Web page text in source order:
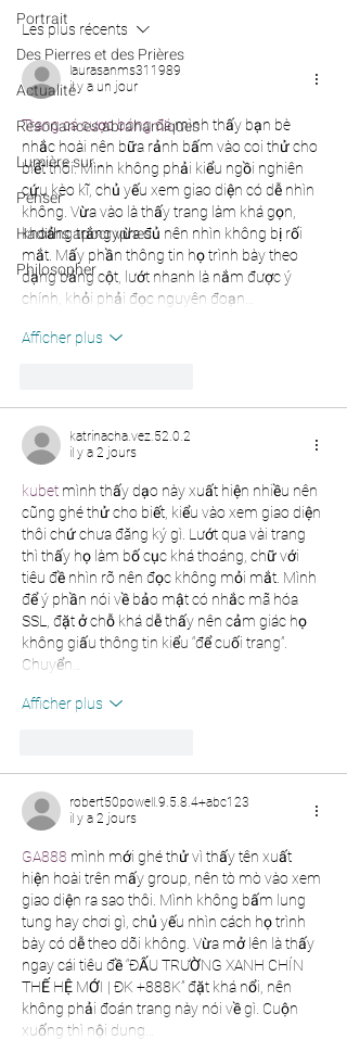
Portrait
Des Pierres et des Prières
Actualité
Résonances abrahamiques
Lumière sur...
Penser
Hadiths apocryphes
Philosopher
bien rentrés à Paris, Lyon,
Marseille et Lille
Les plus récents
laurasanms311989
il y a un jour
Trang cá cược bóng đá mình thấy bạn bè
nhắc hoài nên bữa rảnh bấm vào coi thử cho
biết thôi. Mình không phải kiểu ngồi nghiên
cứu kèo kĩ, chủ yếu xem giao diện có dễ nhìn
không. Vừa vào là thấy trang làm khá gọn,
khoảng trắng vừa đủ nên nhìn không bị rối
mắt. Mấy phần thông tin họ trình bày theo
dạng bảng cột, lướt nhanh là nắm được ý
chính, khỏi phải đọc nguyên đoạn…
Afficher plus
katrinacha.vez.52.0.2
il y a 2 jours
kubet mình thấy dạo này xuất hiện nhiều nên
cũng ghé thử cho biết, kiểu vào xem giao diện
thôi chứ chưa đăng ký gì. Lướt qua vài trang
thì thấy họ làm bố cục khá thoáng, chữ với
tiêu đề nhìn rõ nên đọc không mỏi mắt. Mình
để ý phần nói về bảo mật có nhắc mã hóa
SSL, đặt ở chỗ khá dễ thấy nên cảm giác họ
không giấu thông tin kiểu “để cuối trang”.
Chuyển…
Afficher plus
robert50powell.9.5.8.4+abc123
il y a 2 jours
GA888 mình mới ghé thử vì thấy tên xuất
hiện hoài trên mấy group, nên tò mò vào xem
giao diện ra sao thôi. Mình không bấm lung
tung hay chơi gì, chủ yếu nhìn cách họ trình
bày có dễ theo dõi không. Vừa mở lên là thấy
ngay cái tiêu đề “ĐẤU TRƯỜNG XANH CHÍN
THẾ HỆ MỚI | ĐK +888K” đặt khá nổi, nên
không phải đoán trang này nói về gì. Cuộn
xuống thì nội dung…